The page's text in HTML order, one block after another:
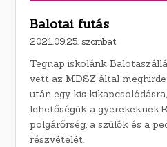
Balotai futás
2021.09.25. szombat
Tegnap iskolánk
vett az MDSZ által
után egy kis
lehetőségük a
polgárőrség, a szülők és a
részvételét.